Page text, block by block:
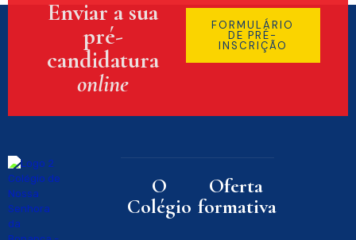
Enviar a sua
pré-
candidatura
online
FORMULÁRIO
DE PRÉ-
INSCRIÇÃO
O
Colégio
Oferta
formativa